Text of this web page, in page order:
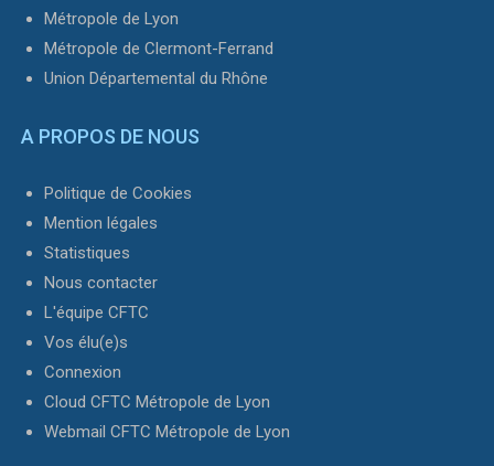
Métropole de Lyon
Métropole de Clermont-Ferrand
Union Départemental du Rhône
A PROPOS DE NOUS
Politique de Cookies
Mention légales
Statistiques
Nous contacter
L'équipe CFTC
Vos élu(e)s
Connexion
Cloud CFTC Métropole de Lyon
Webmail CFTC Métropole de Lyon